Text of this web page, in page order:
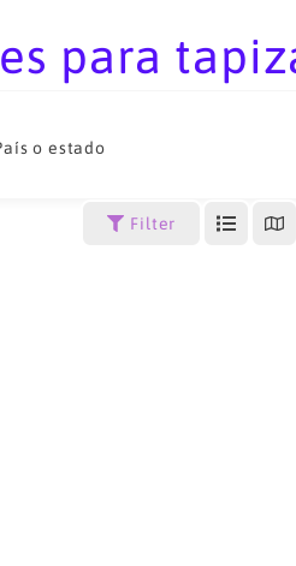
para
o estado
Filter